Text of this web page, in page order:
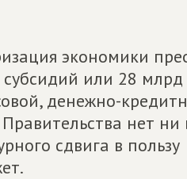
экономики
или 28 млрд
денежно-
нет ни
сдвига в пользу